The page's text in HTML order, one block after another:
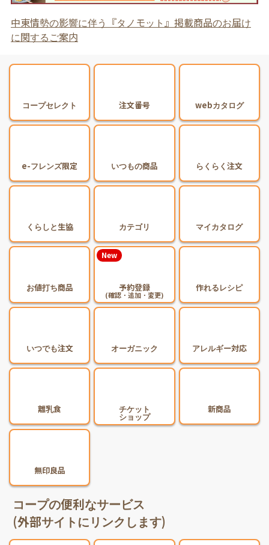
中東情勢の影響に伴う『タノモット』掲載商品のお届け
に関するご案内
コープセレクト 注文番号 webカタログ
e-フレンズ限定 いつもの商品 らくらく注文
くらしと生協 カテゴリ マイカタログ
お値打ち商品 予約登録
(確認・追加・変更)
New
作れるレシピ
いつでも注文 オーガニック アレルギー対応
離乳食 チケット
ショップ
新商品
無印良品
コープの便利なサービス
(外部サイトにリンクします)